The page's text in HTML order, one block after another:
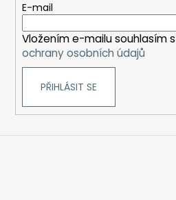
E-mail
Vložením e-mailu souhlasím s
ochrany osobních údajů
PŘIHLÁSIT SE